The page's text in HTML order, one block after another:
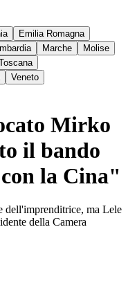
Emilia Romagna
Marche
Molise
Veneto
Mirko
il bando
la Cina"
ma Lele
della Camera